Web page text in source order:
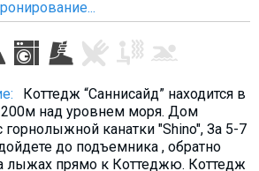
Коттедж “Саннисайд” находится в
над уровнем моря. Дом
горнолыжной канатки "Shino", За 5-7
до подъемника , обратно
лыжах прямо к Коттеджю. Коттедж